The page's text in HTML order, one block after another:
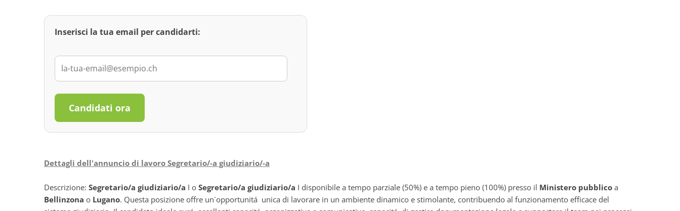
Inserisci la tua email per candidarti:
Candidati ora
Dettagli dell'annuncio di lavoro Segretario/-a giudiziario/-a
Descrizione: Segretario/a giudiziario/a I o Segretario/a giudiziario/a I disponibile a tempo parziale (50%) e a tempo pieno (100%) presso il Ministero pubblico a
Bellinzona o Lugano. Questa posizione offre un`opportunitá unica di lavorare in un ambiente dinamico e stimolante, contribuendo al funzionamento efficace del